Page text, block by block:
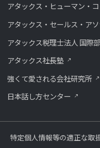
アタックス・ヒューマン・
アタックス・セールス・ア
アタックス税理士法人 国際部
アタックス社長塾
強くて愛される会社研究所
⽇本話し⽅センター
特定個人情報等の適正な取